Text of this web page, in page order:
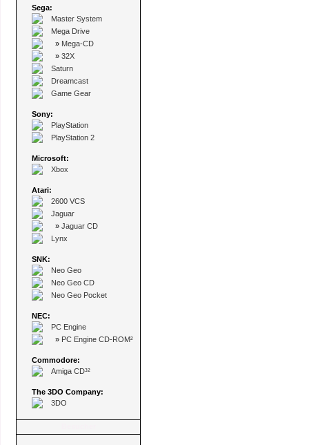
Sega:
Master System
Mega Drive
» Mega-CD
» 32X
Saturn
Dreamcast
Game Gear
Sony:
PlayStation
PlayStation 2
Microsoft:
Xbox
Atari:
2600 VCS
Jaguar
» Jaguar CD
Lynx
SNK:
Neo Geo
Neo Geo CD
Neo Geo Pocket
NEC:
PC Engine
» PC Engine CD-ROM²
Commodore:
Amiga CD³²
The 3DO Company:
3DO